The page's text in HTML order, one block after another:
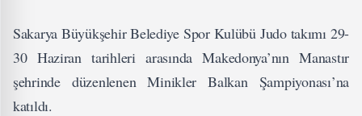
Sakarya Büyükşehir Belediye Spor Kulübü Judo takımı 29-
30 Haziran tarihleri arasında Makedonya’nın Manastır
şehrinde düzenlenen Minikler Balkan Şampiyonası’na
katıldı.